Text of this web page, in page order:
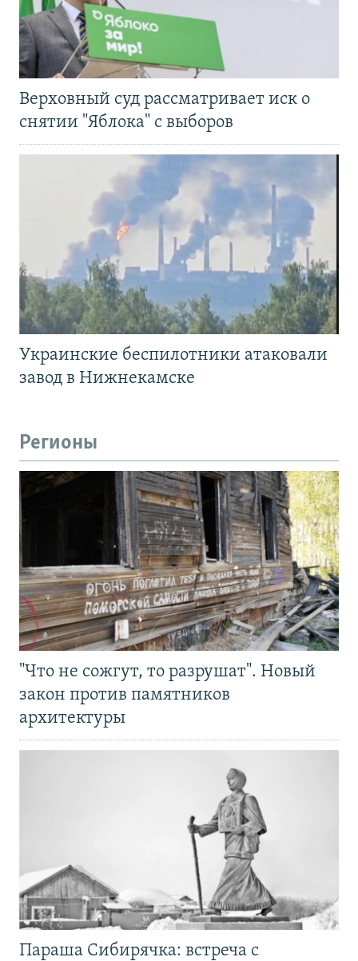
Верховный суд рассматривает иск о
снятии "Яблока" с выборов
Украинские беспилотники атаковали
завод в Нижнекамске
Регионы
"Что не сожгут, то разрушат". Новый
закон против памятников
архитектуры
Параша Сибирячка: встреча с